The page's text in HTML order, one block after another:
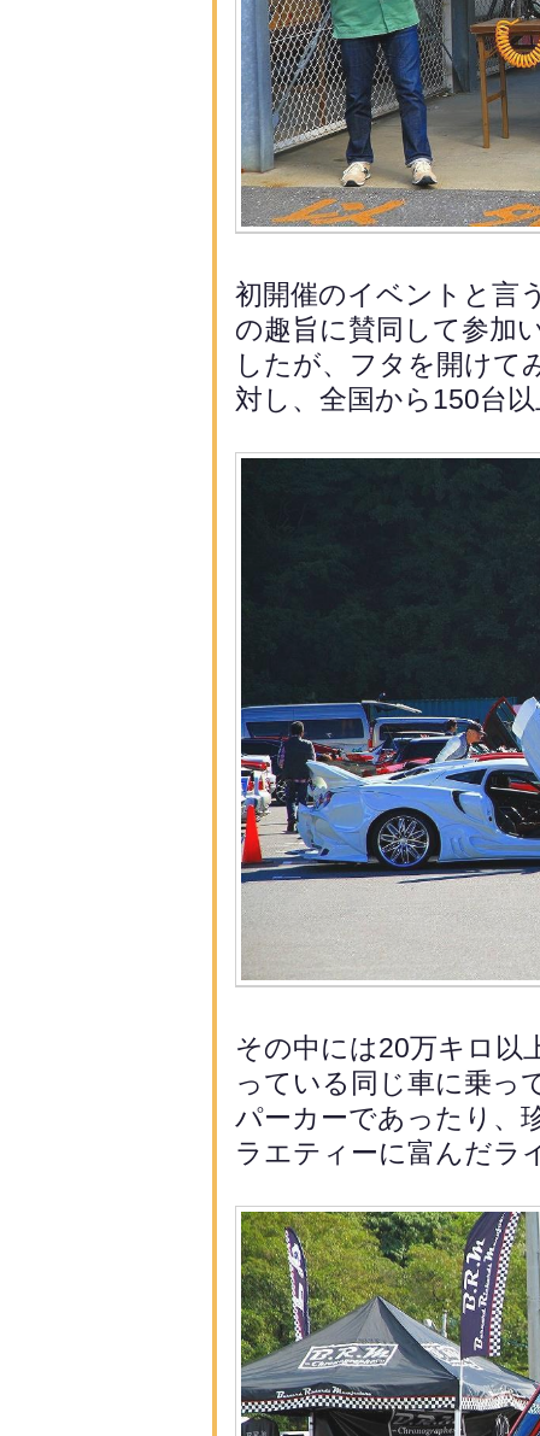
初開催のイベントと言
の趣旨に賛同して参加
したが、フタを開けて
対し、全国から150台
その中には20万キロ以
っている同じ車に乗っ
パーカーであったり、
ラエティーに富んだラ